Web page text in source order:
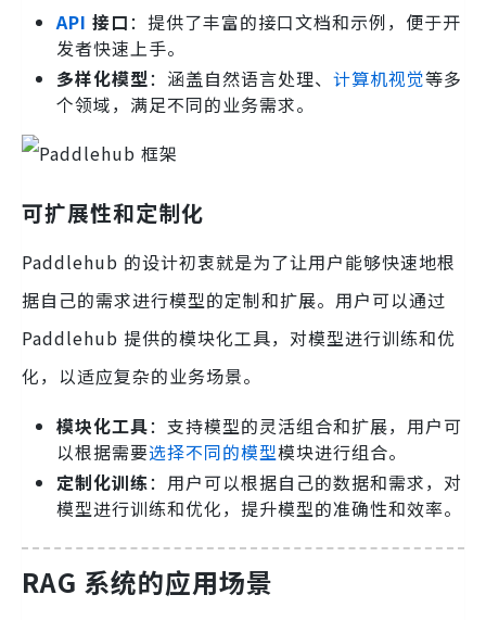
API 接口：提供了丰富的接口文档和示例，便于开
发者快速上手。
多样化模型：涵盖自然语言处理、 计算机视觉等多
个领域，满足不同的业务需求。
可扩展性和定制化
Paddlehub 的设计初衷就是为了让用户能够快速地根
据自己的需求进行模型的定制和扩展。用户可以通过
Paddlehub 提供的模块化工具，对模型进行训练和优
化，以适应复杂的业务场景。
模块化工具：支持模型的灵活组合和扩展，用户可
以根据需要选择不同的模型模块进行组合。
定制化训练：用户可以根据自己的数据和需求，对
模型进行训练和优化，提升模型的准确性和效率。
RAG 系统的应用场景